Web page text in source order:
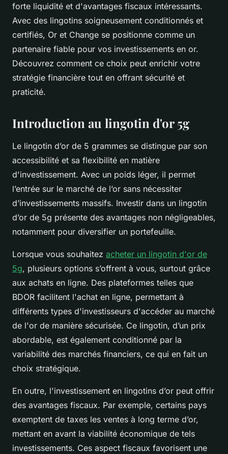
forte liquidité et d'avantages fiscaux intéressants.
Avec des lingotins soigneusement conditionnés et
certifiés, Or et Change se positionne comme un
partenaire fiable pour vos investissements en or.
Découvrez comment ce choix peut enrichir votre
stratégie financière tout en offrant sécurité et
praticité.
Introduction au lingotin d'or 5g
Le lingotin d’or de 5 grammes se distingue par son
accessibilité et sa flexibilité en matière
d'investissement. Avec un poids léger, il permet
l’entrée sur le marché de l’or sans nécessiter
d’investissements massifs. Investir dans un lingotin
d’or de 5g présente des avantages non négligeables,
notamment pour diversifier un portefeuille.
Lorsque vous souhaitez acheter un lingotin d'or de
5g, plusieurs options s’offrent à vous, surtout grâce
aux achats en ligne. Des plateformes telles que
BDOR facilitent l'achat en ligne, permettant à
différents types d'investisseurs d'accéder au marché
de l'or de manière sécurisée. Ce lingotin, d’un prix
abordable, est également conditionné par la
variabilité des marchés financiers, ce qui en fait un
choix stratégique.
En outre, l'investissement en lingotins d’or peut offrir
des avantages fiscaux. Par exemple, certains pays
exemptent de taxes les ventes à long terme d’or,
mettant en avant la viabilité économique de tels
investissements. Ces aspect fiscaux favorisent une